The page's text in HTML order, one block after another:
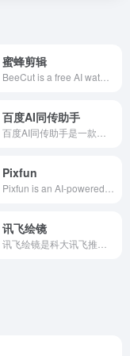
蜜蜂剪辑
百度AI同传助手
Pixfun
讯飞绘镜